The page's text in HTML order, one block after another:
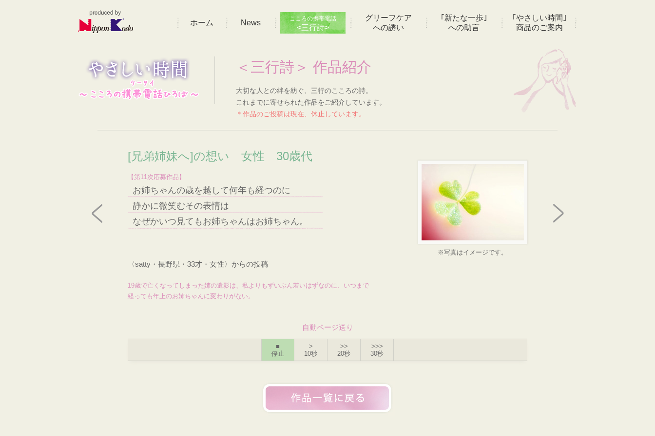
ホーム News こころの携帯電話
<三行詩>
グリーフケア
への誘い
｢新たな一歩｣
への助言
｢やさしい時間｣
商品のご案内
＜三行詩＞ 作品紹介
大切な人との絆を紡ぐ、三行のこころの詩。
これまでに寄せられた作品をご紹介しています。
＊作品のご投稿は現在、休止しています。
[兄弟姉妹へ]の想い 女性 30歳代
【第11次応募作品】
お姉ちゃんの歳を越して何年も経つのに
静かに微笑むその表情は
なぜかいつ見てもお姉ちゃんはお姉ちゃん。
※写真はイメージです。
〈satty・長野県・33才・女性〉からの投稿
19歳で亡くなってしまった姉の遺影は、私よりもずいぶん若いはずなのに、いつまで
経っても年上のお姉ちゃんに変わりがない。
自動ページ送り
■
停止
>
10秒
>>
20秒
>>>
30秒